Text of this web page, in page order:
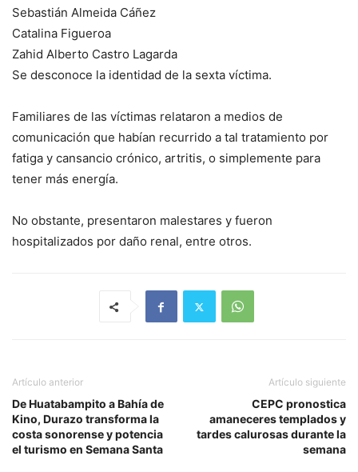
Sebastián Almeida Cáñez
Catalina Figueroa
Zahid Alberto Castro Lagarda
Se desconoce la identidad de la sexta víctima.
Familiares de las víctimas relataron a medios de
comunicación que habían recurrido a tal tratamiento por
fatiga y cansancio crónico, artritis, o simplemente para
tener más energía.
No obstante, presentaron malestares y fueron
hospitalizados por daño renal, entre otros.
Artículo anterior
De Huatabampito a Bahía de
Kino, Durazo transforma la
costa sonorense y potencia
el turismo en Semana Santa
Artículo siguiente
CEPC pronostica
amaneceres templados y
tardes calurosas durante la
semana